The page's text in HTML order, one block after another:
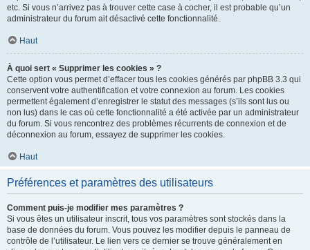
etc. Si vous n’arrivez pas à trouver cette case à cocher, il est probable qu’un
administrateur du forum ait désactivé cette fonctionnalité.
Haut
À quoi sert « Supprimer les cookies » ?
Cette option vous permet d’effacer tous les cookies générés par phpBB 3.3 qui
conservent votre authentification et votre connexion au forum. Les cookies
permettent également d’enregistrer le statut des messages (s’ils sont lus ou
non lus) dans le cas où cette fonctionnalité a été activée par un administrateur
du forum. Si vous rencontrez des problèmes récurrents de connexion et de
déconnexion au forum, essayez de supprimer les cookies.
Haut
Préférences et paramètres des utilisateurs
Comment puis-je modifier mes paramètres ?
Si vous êtes un utilisateur inscrit, tous vos paramètres sont stockés dans la
base de données du forum. Vous pouvez les modifier depuis le panneau de
contrôle de l’utilisateur. Le lien vers ce dernier se trouve généralement en